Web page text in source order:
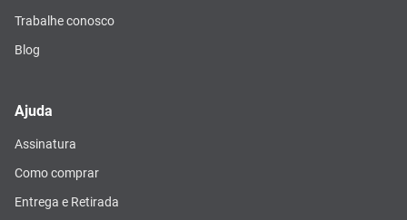
Trabalhe conosco
Blog
Ajuda
Assinatura
Como comprar
Entrega e Retirada